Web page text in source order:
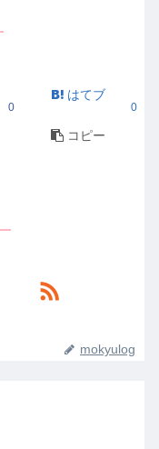
0
はてブ
0
コピー
mokyulog